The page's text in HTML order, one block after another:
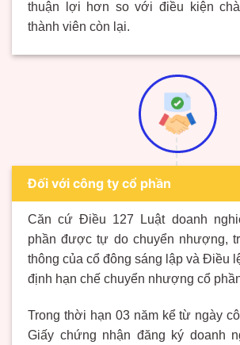
thuận lợi hơn so với điều kiện
thành viên còn lại.
Đối với công ty cổ phần
Căn cứ Điều 127 Luật doanh
phần được tự do chuyển nhượng,
thông của cổ đông sáng lập và Điều
định hạn chế chuyển nhượng cổ
Trong thời hạn 03 năm kể từ ngày
Giấy chứng nhận đăng ký doanh